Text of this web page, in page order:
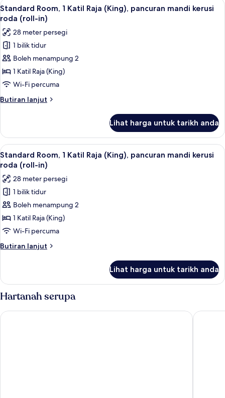
Katil
Ratu
(Queen)
Lihat
semua
foto
untuk
Standard
Room,
1
Katil
Raja
(King),
mandi
kerusi
roda
(roll-
in)
3
Standard Room, 1 Katil Raja (King), pancuran mandi kerusi
roda (roll-in)
28 meter persegi
1 bilik tidur
Boleh menampung 2
1 Katil Raja (King)
Wi-Fi percuma
Butiran lanjut
Butiran
Room,
Katil
Raja
(King),
pancuran
mandi
kerusi
roda
(roll-
Lihat harga untuk tarikh anda
Lihat
semua
foto
untuk
Standard
Room,
1
Katil
Raja
(King),
mandi
kerusi
roda
(roll-
Peti besi dalam bilik, meja, ruang
1
Standard Room, 1 Katil Raja (King), pancuran mandi kerusi
roda (roll-in)
28 meter persegi
1 bilik tidur
Boleh menampung 2
1 Katil Raja (King)
Wi-Fi percuma
Butiran lanjut
Butiran
Room,
1
Katil
Raja
(King),
Lihat harga untuk tarikh anda
Hartanah serupa
Red Caboose Motel La